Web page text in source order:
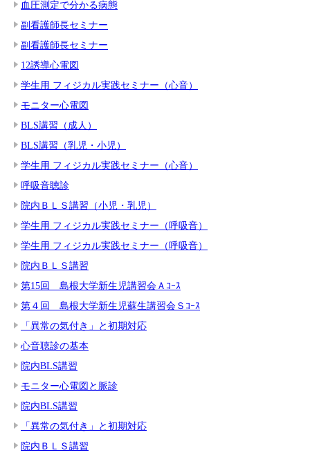
血圧測定で分かる病態
副看護師長セミナー
副看護師長セミナー
12誘導心電図
学生用 フィジカル実践セミナー（心音）
モニター心電図
BLS講習（成人）
BLS講習（乳児・小児）
学生用 フィジカル実践セミナー（心音）
呼吸音聴診
院内ＢＬＳ講習（小児・乳児）
学生用 フィジカル実践セミナー（呼吸音）
学生用 フィジカル実践セミナー（呼吸音）
院内ＢＬＳ講習
第15回 島根大学新生児講習会Ａｺｰｽ
第４回 島根大学新生児蘇生講習会Ｓｺｰｽ
「異常の気付き」と初期対応
心音聴診の基本
院内BLS講習
モニター心電図と脈診
院内BLS講習
「異常の気付き」と初期対応
院内ＢＬＳ講習